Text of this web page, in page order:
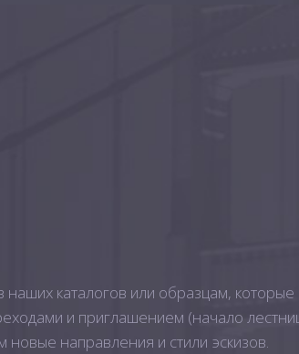
каталогов или образцам,
и приглашением (начало
новые направления и стили эскизов.